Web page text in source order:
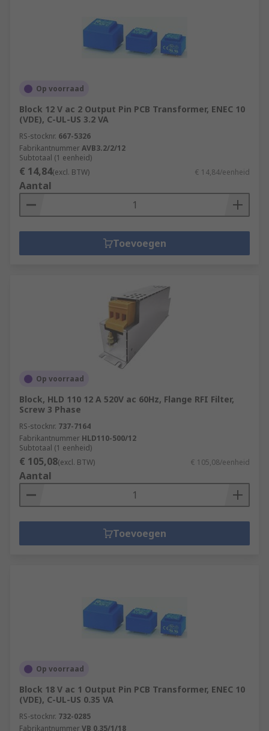
Op voorraad
Block 12 V ac 2 Output Pin PCB Transformer, ENEC 10
(VDE), C-UL-US 3.2 VA
RS-stocknr. 667-5326
FabrikantnummerAVB3.2/2/12
Subtotaal (1 eenheid)
€ 14,84(excl. BTW) € 14,84/eenheid
Aantal
Toevoegen
Op voorraad
Block, HLD 110 12 A 520V ac 60Hz, Flange RFI Filter,
Screw 3 Phase
RS-stocknr. 737-7164
Fabrikantnummer HLD110-500/12
Subtotaal (1 eenheid)
€ 105,08(excl. BTW) € 105,08/eenheid
Aantal
Toevoegen
Op voorraad
Block 18 V ac 1 Output Pin PCB Transformer, ENEC 10
(VDE), C-UL-US 0.35 VA
RS-stocknr. 732-0285
FabrikantnummerVB 0,35/1/18